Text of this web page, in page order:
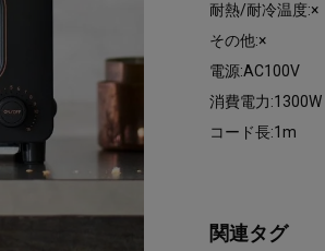
耐熱/耐冷温度:×
その他:×
電源:AC100V
消費電力:1300W
コード長:1m
関連タグ